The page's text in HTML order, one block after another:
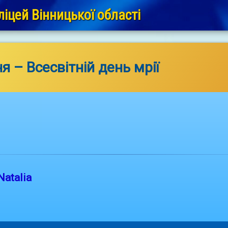
Вінницької області
– Всесвітній день мрії